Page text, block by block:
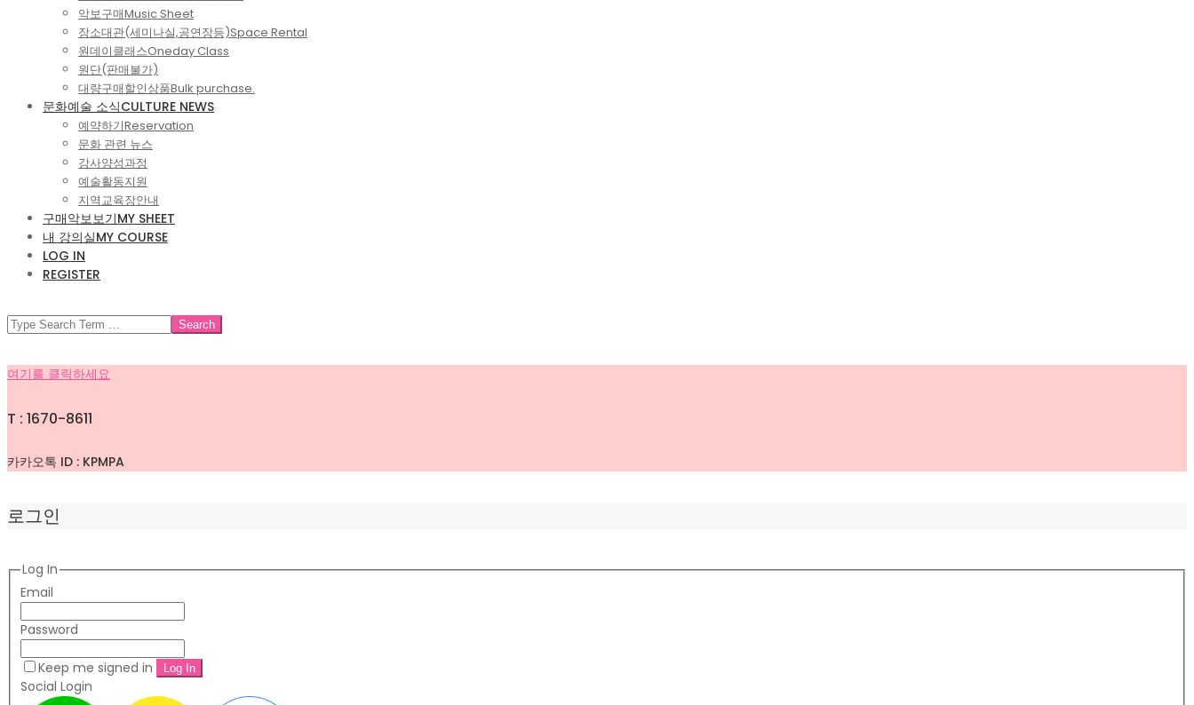
악보구매Music Sheet
장소대관(세미나실,공연장등)Space Rental
원데이클래스Oneday Class
원단(판매불가)
대량구매할인상품Bulk purchase.
문화예술 소식CULTURE NEWS
예약하기Reservation
문화 관련 뉴스
강사양성과정
예술활동지원
지역교육장안내
구매악보보기MY SHEET
내 강의실MY COURSE
LOG IN
REGISTER
SEARCH
여기를 클릭하세요
T : 1670-8611
카카오톡 ID : KPMPA
로그인
Log In
Email
Password
Keep me signed in
Social Login